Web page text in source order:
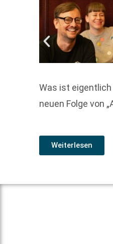
Was ist eigentlich
neuen Folge von
Weiterlesen